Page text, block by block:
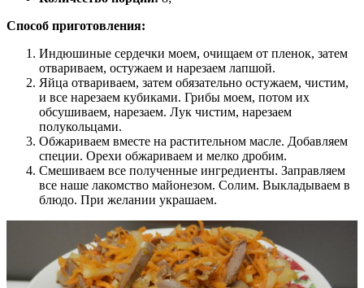
Способ приготовления:
Индюшиные сердечки моем, очищаем от пленок, затем
отвариваем, остужаем и нарезаем лапшой.
Яйца отвариваем, затем обязательно остужаем, чистим,
и все нарезаем кубиками. Грибы моем, потом их
обсушиваем, нарезаем. Лук чистим, нарезаем
полукольцами.
Обжариваем вместе на растительном масле. Добавляем
специи. Орехи обжариваем и мелко дробим.
Смешиваем все полученные ингредиенты. Заправляем
все наше лакомство майонезом. Солим. Выкладываем в
блюдо. При желании украшаем.